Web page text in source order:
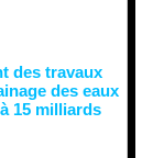
des travaux
des eaux
15 milliards